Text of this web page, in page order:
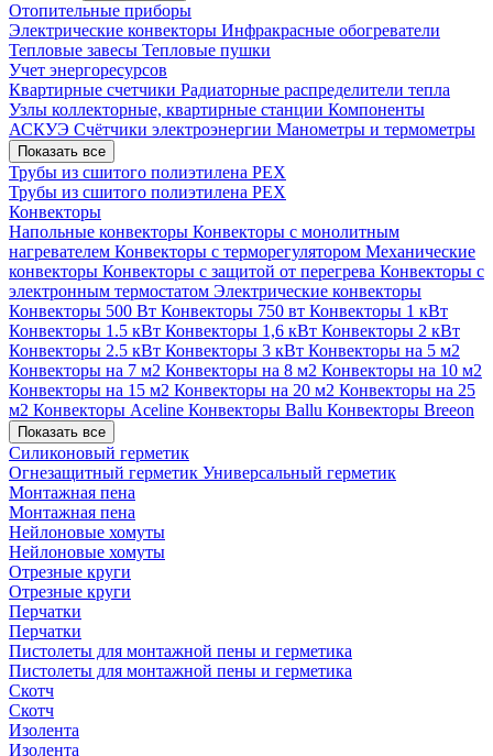
Отопительные приборы
Электрические конвекторы Инфракрасные обогреватели
Тепловые завесы Тепловые пушки
Учет энергоресурсов
Квартирные счетчики Радиаторные распределители тепла
Узлы коллекторные, квартирные станции Компоненты
АСКУЭ Счётчики электроэнергии Манометры и термометры
Показать все
Трубы из сшитого полиэтилена PEX
Трубы из сшитого полиэтилена PEX
Конвекторы
Напольные конвекторы Конвекторы с монолитным
нагревателем Конвекторы с терморегулятором Механические
конвекторы Конвекторы с защитой от перегрева Конвекторы с
электронным термостатом Электрические конвекторы
Конвекторы 500 Вт Конвекторы 750 вт Конвекторы 1 кВт
Конвекторы 1.5 кВт Конвекторы 1,6 кВт Конвекторы 2 кВт
Конвекторы 2.5 кВт Конвекторы 3 кВт Конвекторы на 5 м2
Конвекторы на 7 м2 Конвекторы на 8 м2 Конвекторы на 10 м2
Конвекторы на 15 м2 Конвекторы на 20 м2 Конвекторы на 25
м2 Конвекторы Aceline Конвекторы Ballu Конвекторы Breeon
Показать все
Силиконовый герметик
Огнезащитный герметик Универсальный герметик
Монтажная пена
Монтажная пена
Нейлоновые хомуты
Нейлоновые хомуты
Отрезные круги
Отрезные круги
Перчатки
Перчатки
Пистолеты для монтажной пены и герметика
Пистолеты для монтажной пены и герметика
Скотч
Скотч
Изолента
Изолента